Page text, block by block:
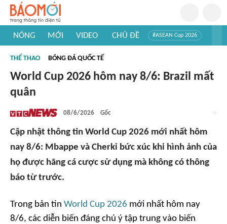
NÓNG MỚI VIDEO CHỦ ĐỀ #ASEAN Cup 2026
#Khám phá thế giới
THỂ THAO BÓNG ĐÁ QUỐC TẾ
World Cup 2026 hôm nay 8/6: Brazil mất
quân
08/6/2026 Gốc
Cập nhật thông tin World Cup 2026 mới nhất hôm
nay 8/6: Mbappe và Cherki bức xúc khi hình ảnh của
họ được hãng cá cược sử dụng mà không có thông
báo từ trước.
Trong bản tin World Cup 2026 mới nhất hôm nay
8/6, các diễn biến đáng chú ý tập trung vào biến